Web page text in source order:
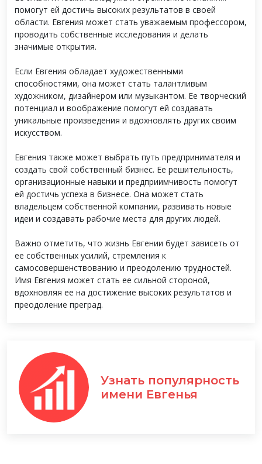
помогут ей достичь высоких результатов в своей
области. Евгения может стать уважаемым профессором,
проводить собственные исследования и делать
значимые открытия.
Если Евгения обладает художественными
способностями, она может стать талантливым
художником, дизайнером или музыкантом. Ее творческий
потенциал и воображение помогут ей создавать
уникальные произведения и вдохновлять других своим
искусством.
Евгения также может выбрать путь предпринимателя и
создать свой собственный бизнес. Ее решительность,
организационные навыки и предприимчивость помогут
ей достичь успеха в бизнесе. Она может стать
владельцем собственной компании, развивать новые
идеи и создавать рабочие места для других людей.
Важно отметить, что жизнь Евгении будет зависеть от
ее собственных усилий, стремления к
самосовершенствованию и преодолению трудностей.
Имя Евгения может стать ее сильной стороной,
вдохновляя ее на достижение высоких результатов и
преодоление преград.
Узнать популярность
имени Евгенья